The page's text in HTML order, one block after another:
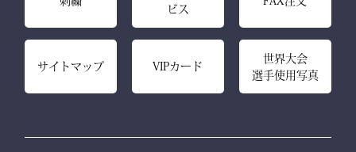
ビス
サイトマップ VIPカード
世界大会
選手使用写真